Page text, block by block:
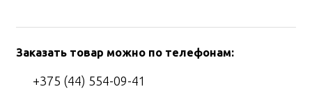
Заказать товар можно по телефонам:
+375 (44) 554-09-41